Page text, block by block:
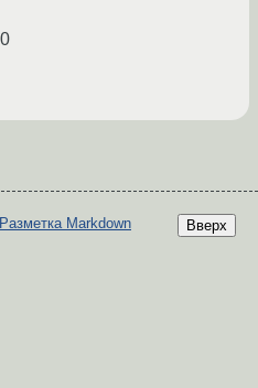
Вверх
Разметка Markdown